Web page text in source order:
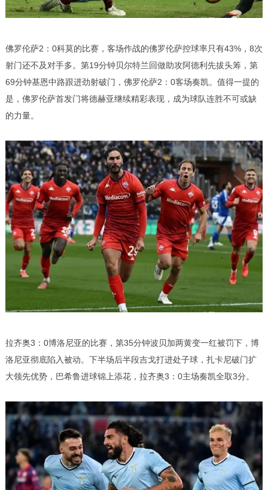
佛罗伦萨2：0科莫的比赛，客场作战的佛罗伦萨控球率只有43%，8次
射门还不及对手多。第19分钟贝尔特兰回做助攻阿德利先拔头筹，第
69分钟基恩中路跟进劲射破门，佛罗伦萨2：0客场奏凯。值得一提的
是，佛罗伦萨首发门将德赫亚继续精彩表现，成为球队连胜不可或缺
的力量。
拉齐奥3：0博洛尼亚的比赛，第35分钟波贝加两黄变一红被罚下，博
洛尼亚彻底陷入被动。下半场后半段吉戈打进处子球，扎卡尼破门扩
大领先优势，巴希鲁进球锦上添花，拉齐奥3：0主场奏凯全取3分。